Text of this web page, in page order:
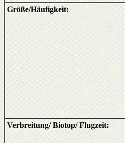
Größe/Häufigkeit:
Verbreitung/ Biotop/ Flugzeit: